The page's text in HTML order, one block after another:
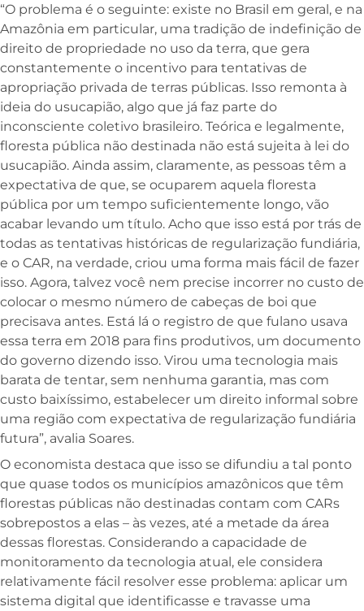
“O problema é o seguinte: existe no Brasil em geral, e na
Amazônia em particular, uma tradição de indefinição de
direito de propriedade no uso da terra, que gera
constantemente o incentivo para tentativas de
apropriação privada de terras públicas. Isso remonta à
ideia do usucapião, algo que já faz parte do
inconsciente coletivo brasileiro. Teórica e legalmente,
floresta pública não destinada não está sujeita à lei do
usucapião. Ainda assim, claramente, as pessoas têm a
expectativa de que, se ocuparem aquela floresta
pública por um tempo suficientemente longo, vão
acabar levando um título. Acho que isso está por trás de
todas as tentativas históricas de regularização fundiária,
e o CAR, na verdade, criou uma forma mais fácil de fazer
isso. Agora, talvez você nem precise incorrer no custo de
colocar o mesmo número de cabeças de boi que
precisava antes. Está lá o registro de que fulano usava
essa terra em 2018 para fins produtivos, um documento
do governo dizendo isso. Virou uma tecnologia mais
barata de tentar, sem nenhuma garantia, mas com
custo baixíssimo, estabelecer um direito informal sobre
uma região com expectativa de regularização fundiária
futura”, avalia Soares.
O economista destaca que isso se difundiu a tal ponto
que quase todos os municípios amazônicos que têm
florestas públicas não destinadas contam com CARs
sobrepostos a elas – às vezes, até a metade da área
dessas florestas. Considerando a capacidade de
monitoramento da tecnologia atual, ele considera
relativamente fácil resolver esse problema: aplicar um
sistema digital que identificasse e travasse uma